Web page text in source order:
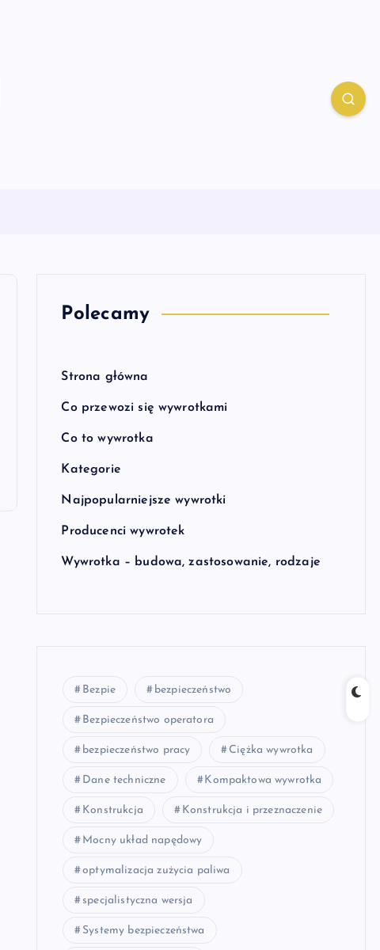
Polecamy
Strona główna
Co przewozi się wywrotkami
Co to wywrotka
Kategorie
Najpopularniejsze wywrotki
Producenci wywrotek
Wywrotka – budowa, zastosowanie, rodzaje
Bezpie bezpieczeństwo
Bezpieczeństwo operatora
bezpieczeństwo pracy Ciężka wywrotka
Dane techniczne Kompaktowa wywrotka
Konstrukcja Konstrukcja i przeznaczenie
Mocny układ napędowy
optymalizacja zużycia paliwa
specjalistyczna wersja
Systemy bezpieczeństwa